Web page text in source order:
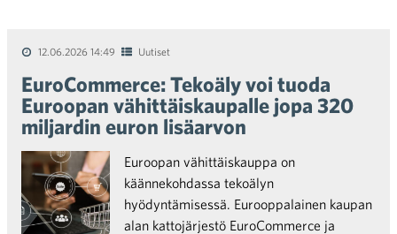
12.06.2026 14:49 Uutiset
EuroCommerce: Tekoäly voi tuoda
Euroopan vähittäiskaupalle jopa 320
miljardin euron lisäarvon
Euroopan vähittäiskauppa on
käännekohdassa tekoälyn
hyödyntämisessä. Eurooppalainen kaupan
alan kattojärjestö EuroCommerce ja